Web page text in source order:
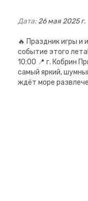
Дата:26 мая 2025 г.
🔥 Праздник игры и
событие этого
10:00 📍 г. Кобрин
самый яркий,
ждёт море